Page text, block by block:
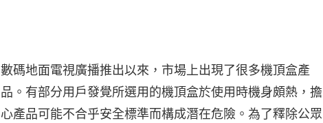
數碼地面電視廣播推出以來，市場上出現了很多機頂盒產
品。有部分用戶發覺所選用的機頂盒於使用時機身頗熱，擔
心產品可能不合乎安全標準而構成潛在危險。為了釋除公眾